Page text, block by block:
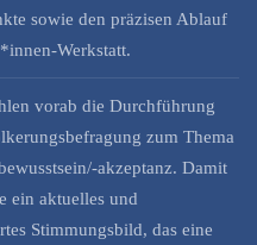
sowie den präzisen Ablauf
Werkstatt.
vorab die Durchführung
zum Thema
akzeptanz. Damit
ein aktuelles und
Stimmungsbild, das eine